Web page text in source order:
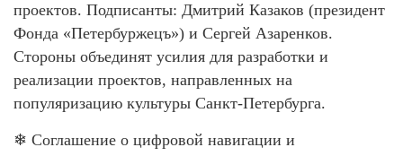
проектов. Подписанты: Дмитрий Казаков (президент
Фонда «Петербуржецъ») и Сергей Азаренков.
Стороны объединят усилия для разработки и
реализации проектов, направленных на
популяризацию культуры Санкт-Петербурга.
❄ Соглашение о цифровой навигации и